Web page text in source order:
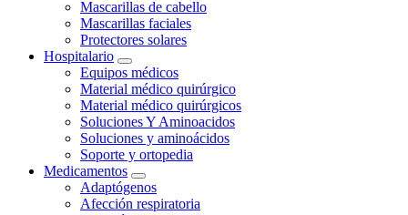
Mascarillas de cabello
Mascarillas faciales
Protectores solares
Hospitalario
Equipos médicos
Material médico quirúrgico
Material médico quirúrgicos
Soluciones Y Aminoacidos
Soluciones y aminoácidos
Soporte y ortopedia
Medicamentos
Adaptógenos
Afección respiratoria